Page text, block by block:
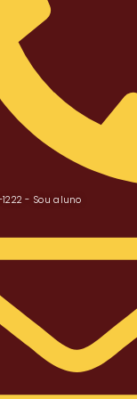
1222 - Sou aluno